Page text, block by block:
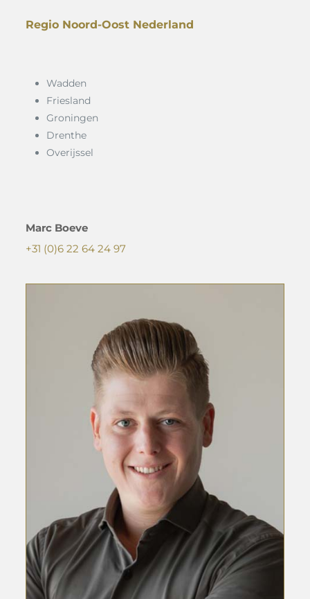
Regio Noord-Oost Nederland
Wadden
Friesland
Groningen
Drenthe
Overijssel
Marc Boeve
+31 (0)6 22 64 24 97